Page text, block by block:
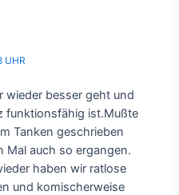
UHR
wieder besser geht und
funktionsfähig ist.Mußte
Tanken geschrieben
Mal auch so ergangen.
haben wir ratlose
und komischerweise